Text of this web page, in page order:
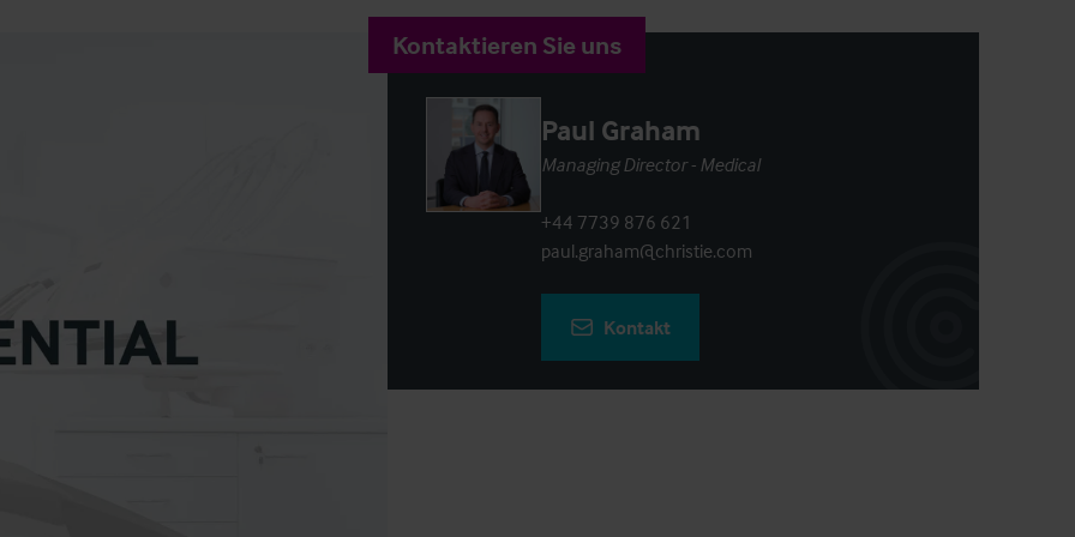
Kontaktieren Sie uns
Paul Graham
Managing Director - Medical
+44 7739 876 621
paul.graham@christie.com
Kontakt